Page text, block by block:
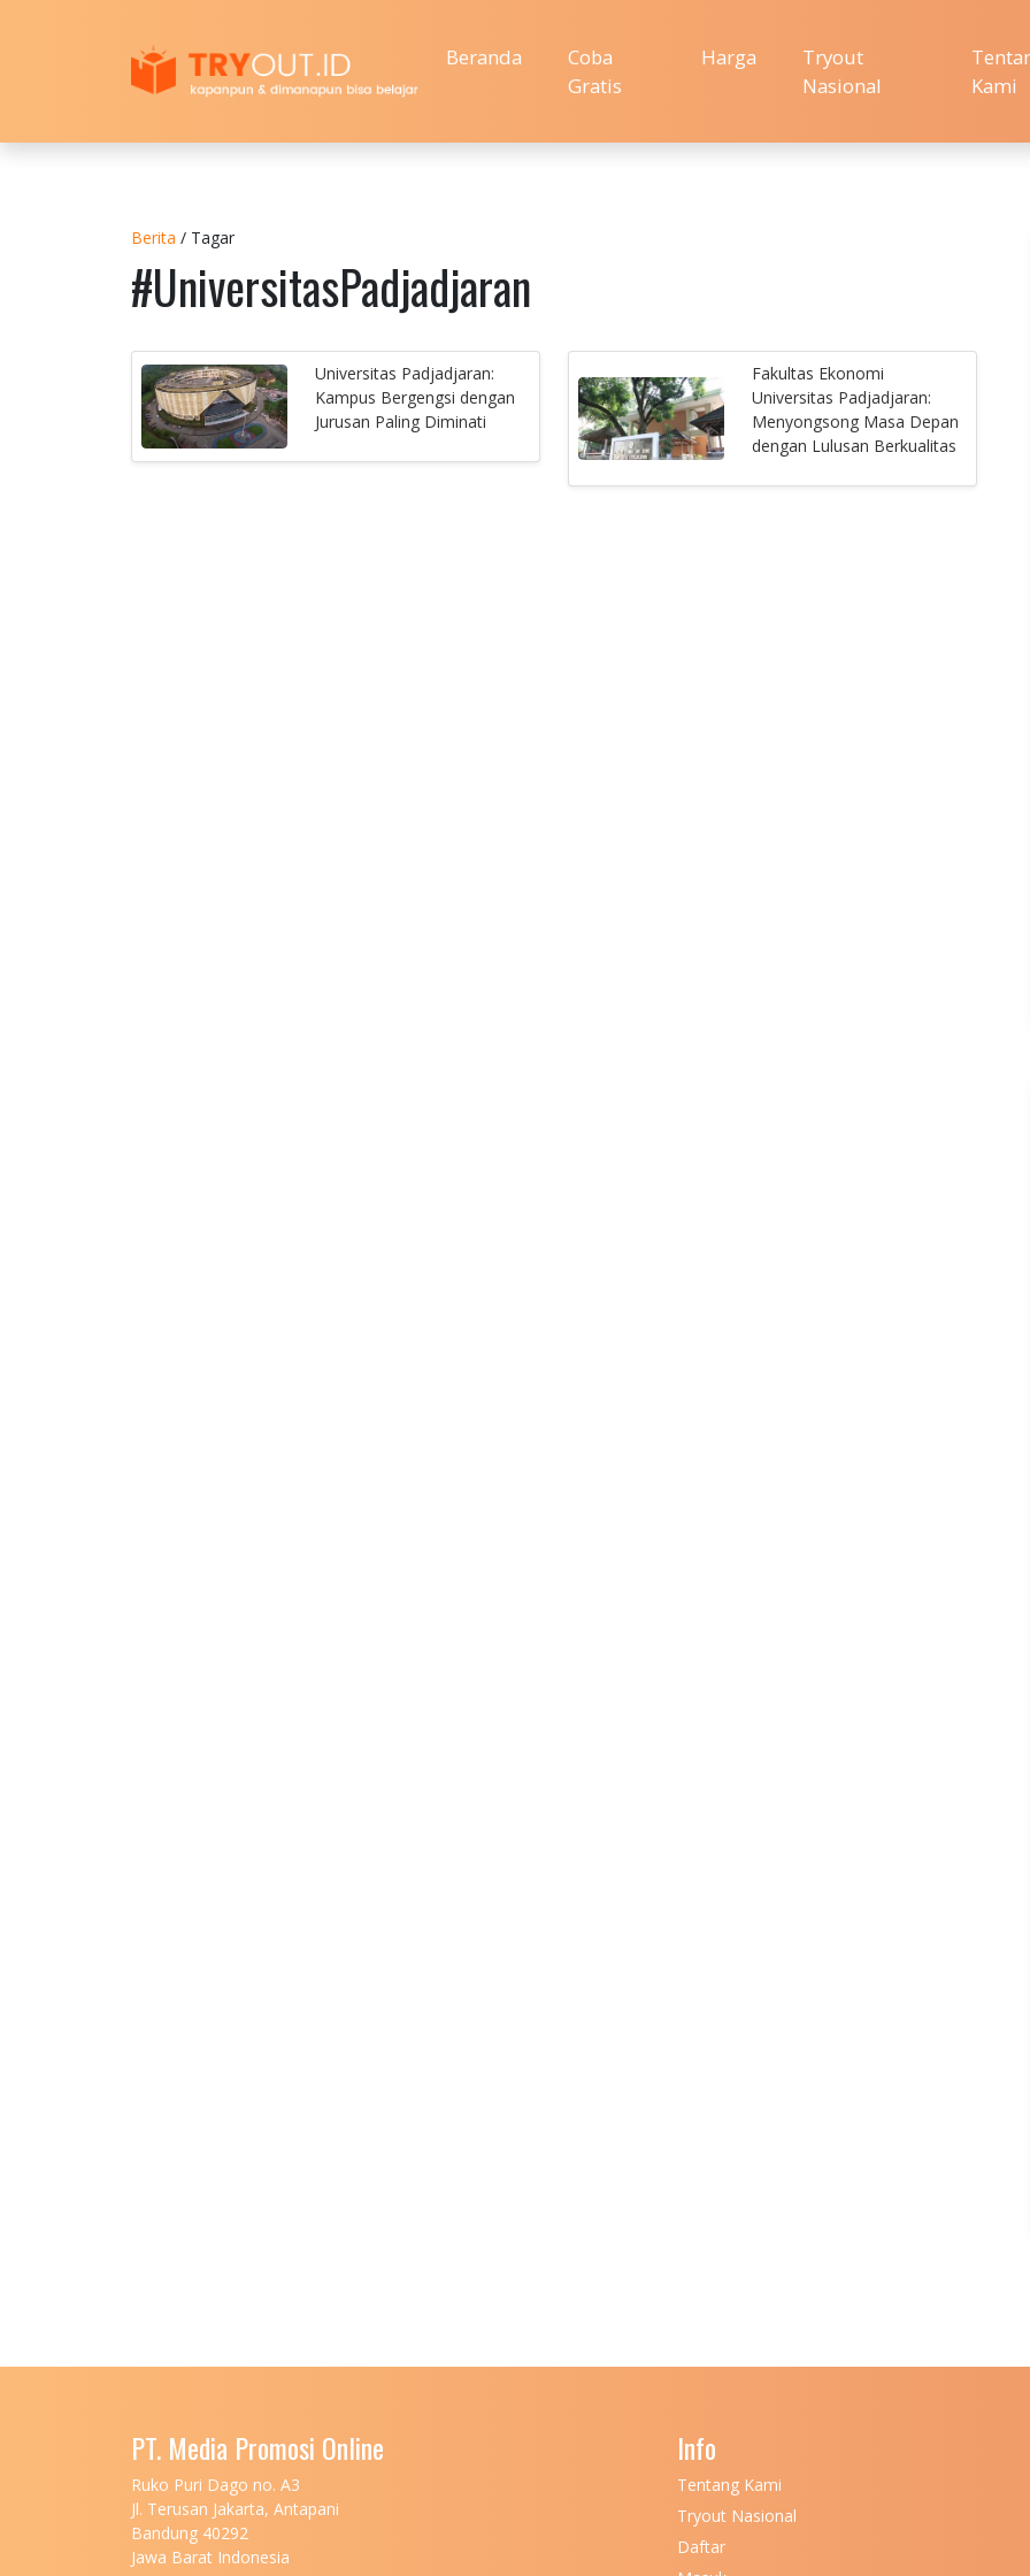
Beranda
Coba
Gratis
Harga
Tryout
Nasional
Kami
Berita / Tagar
#UniversitasPadjadjaran
Universitas Padjadjaran:
Kampus Bergengsi dengan
Jurusan Paling Diminati
Fakultas Ekonomi
Universitas Padjadjaran:
Menyongsong Masa Depan
dengan Lulusan Berkualitas
PT. Media Promosi Online
Ruko Puri Dago no. A3
Jl. Terusan Jakarta, Antapani
Bandung 40292
Jawa Barat Indonesia
Info
Tentang Kami
Tryout Nasional
Daftar